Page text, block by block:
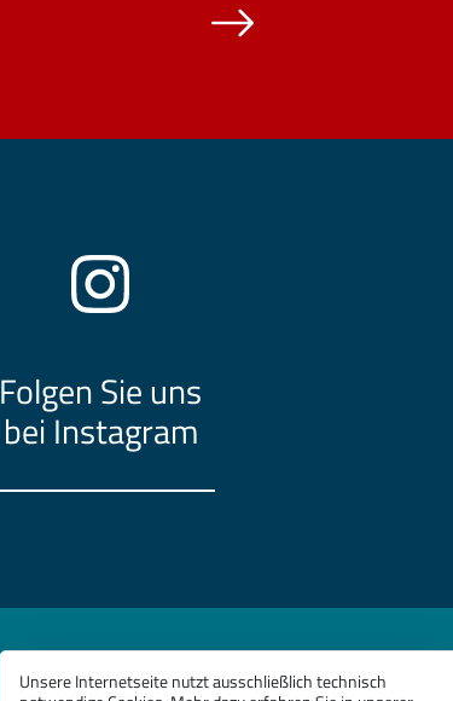
Folgen Sie uns
bei Instagram
Unsere Internetseite nutzt ausschließlich technisch